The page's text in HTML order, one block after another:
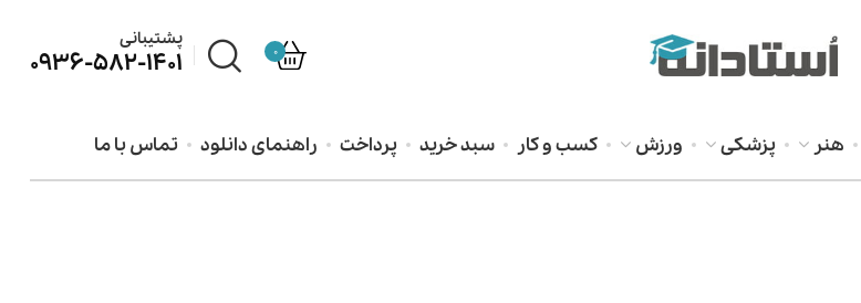
0
پشتیبانی
0936-582-1401
هنر پزشکی ورزش کسب و کار سبد خرید پرداخت راهنمای دانلود تماس با ما